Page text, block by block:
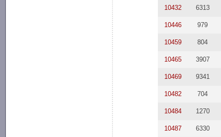
10432 6313
10446 979
10459 804
10465 3907
10469 9341
10482 704
10484 1270
10487 6330